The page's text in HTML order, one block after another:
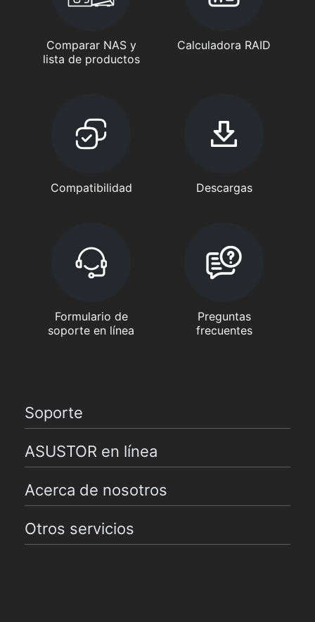
Comparar NAS y
lista de productos
Calculadora RAID
Compatibilidad Descargas
Formulario de
soporte en línea
Preguntas
frecuentes
Soporte
ASUSTOR en línea
Acerca de nosotros
Otros servicios